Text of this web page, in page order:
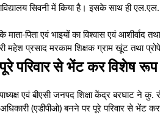
सिवनी में किया है। इसके साथ ही
माता-पिता एवं भाइयों का विश्वास एवं
महेश प्रसाद मरकाम शिक्षक ग्राम खूंट तथा
पूरे परिवार से भेंट कर विशेष
एवं बीएसी जनपद शिक्षा केंद्र बरघाट ने कु.
(एडीपीओ) बनने पर पूरे परिवार से भेंट